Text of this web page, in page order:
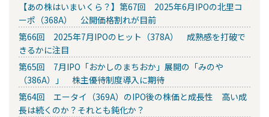
【あの株はいまいくら？】第67回 2025年6月IPOの北里コ
ーポ（368A） 公開価格割れが目前
第66回 2025年7月IPOのヒット（378A） 成熟感を打破で
きるかに注目
第65回 7月IPO「おかしのまちおか」展開の「みのや
（386A）」 株主優待制度導入に期待
第64回 エータイ（369A）のIPO後の株価と成長性 高い成
長は続くのか？それとも鈍化か？